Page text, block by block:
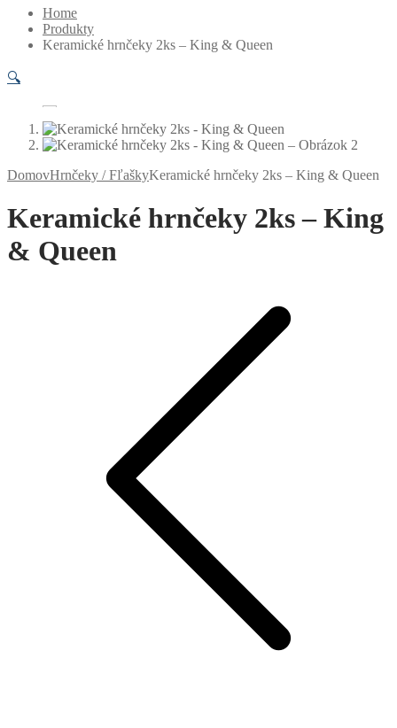
Home
Produkty
Keramické hrnčeky 2ks – King & Queen
🔍
DomovHrnčeky / FľaškyKeramické hrnčeky 2ks – King & Queen
Keramické hrnčeky 2ks – King
& Queen